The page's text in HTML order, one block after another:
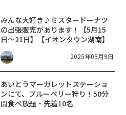
みんな大好き♪ミスタードーナツ
の出張販売があります！【5月15
日〜21日】【イオンタウン湖南】
2025年05月9日
あいとうマーガレットステーショ
ンにて、ブルーベリー狩り！50分
間食べ放題・先着10名